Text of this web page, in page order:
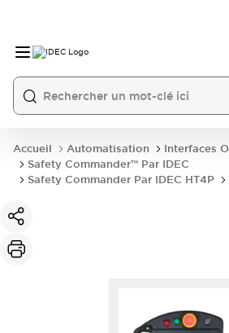
Accueil Automatisation
Interfaces
Safety Commander™ Par IDEC
Safety Commander Par IDEC HT4P